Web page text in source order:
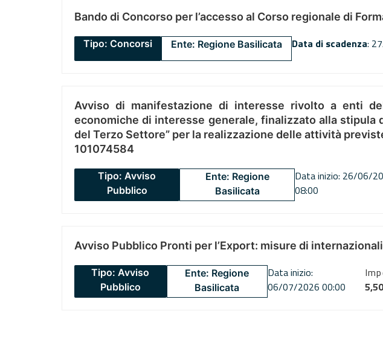
Bando di Concorso per l’accesso al Corso regionale di
Tipo: Concorsi Ente: Regione Basilicata Data di scadenza:
Avviso di manifestazione di interesse rivolto a enti
economiche di interesse generale, finalizzato alla stipula
del Terzo Settore” per la realizzazione delle attività
101074584
Tipo: Avviso
Pubblico
Ente: Regione
Basilicata
Data inizio: 26/06/
08:00
Avviso Pubblico Pronti per l’Export: misure di
Tipo: Avviso
Pubblico
Ente: Regione
Basilicata
Data inizio:
06/07/2026 00:00